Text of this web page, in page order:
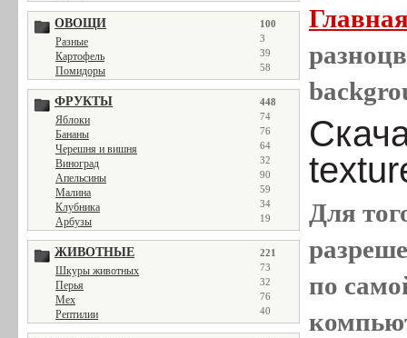
ОВОЩИ 100
Разные 3
Картофель 39
Помидоры 58
ФРУКТЫ 448
Яблоки 74
Бананы 76
Черешня и вишня 64
Виноград 32
Апельсины 90
Малина 59
Клубника 34
Арбузы 19
ЖИВОТНЫЕ 221
Шкуры животных 73
Перья 32
Мех 76
Рептилии 40
Для
по